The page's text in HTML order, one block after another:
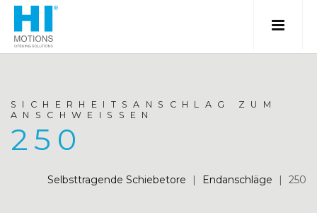
SICHERHEITSANSCHLAG ZUM
ANSCHWEISSEN
250
Selbsttragende Schiebetore | Endanschläge | 250